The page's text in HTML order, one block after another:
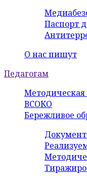
Паспорт
О нас пишут
Педагогам
ВСОКО
Бережливое